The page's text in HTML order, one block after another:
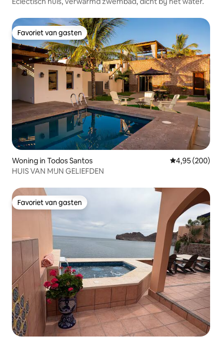
Favoriet van gasten
Favoriet van gasten
Woning in Todos Santos Gemiddelde
4,95 (200)
HUIS VAN MIJN GELIEFDEN
Favoriet van gasten
Favoriet van gasten